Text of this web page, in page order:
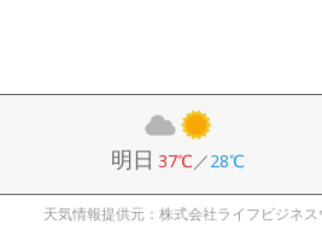
明日 37℃／28℃
天気情報提供元：株式会社ライフビジネス